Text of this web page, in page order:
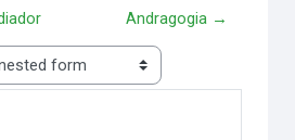
Andragogia →